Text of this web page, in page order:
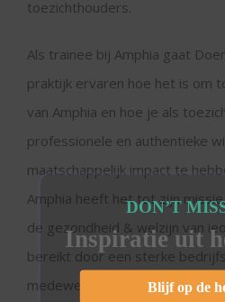
toezichthouders.
Als trainee bij Amphia gaat
praktijk ervaren hoe het is om
van Amphia en hoe je als
professionele en authentieke
maatschappelijk impact te
Amphia heeft het tot zijn
de gezondheid & welzijn van
bereikt door een sterke
medewerkers zich inzetten
DON’T
Inspiratie uit
Blijf op de